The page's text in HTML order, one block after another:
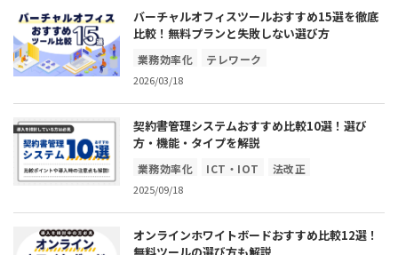
バーチャルオフィスツールおすすめ15選を徹底
比較！無料プランと失敗しない選び方
業務効率化 テレワーク
2026/03/18
契約書管理システムおすすめ比較10選！選び
方・機能・タイプを解説
業務効率化 ICT・IOT
法改正
ペーパーレス化
2025/09/18
オンラインホワイトボードおすすめ比較12選！